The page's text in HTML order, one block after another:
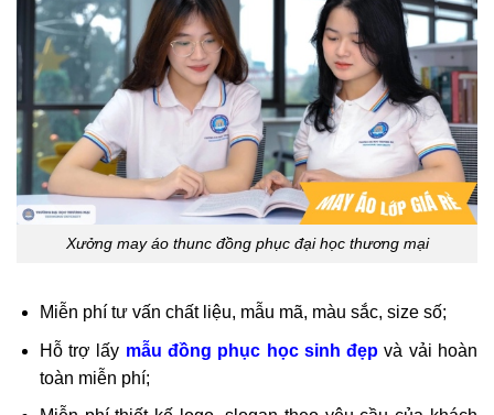
Xưởng may áo thunc đồng phục đại học thương mại
Miễn phí tư vấn chất liệu, mẫu mã, màu sắc, size số;
Hỗ trợ lấy mẫu đồng phục học sinh đẹp và vải hoàn
toàn miễn phí;